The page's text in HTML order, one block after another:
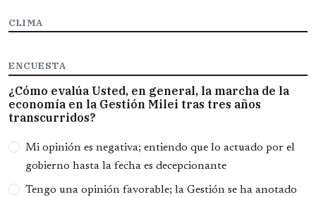
CLIMA
ENCUESTA
¿Cómo evalúa Usted, en general, la marcha de la
economía en la Gestión Milei tras tres años
transcurridos?
Opciones
Mi opinión es negativa; entiendo que lo actuado por el
gobierno hasta la fecha es decepcionante
Tengo una opinión favorable; la Gestión se ha anotado